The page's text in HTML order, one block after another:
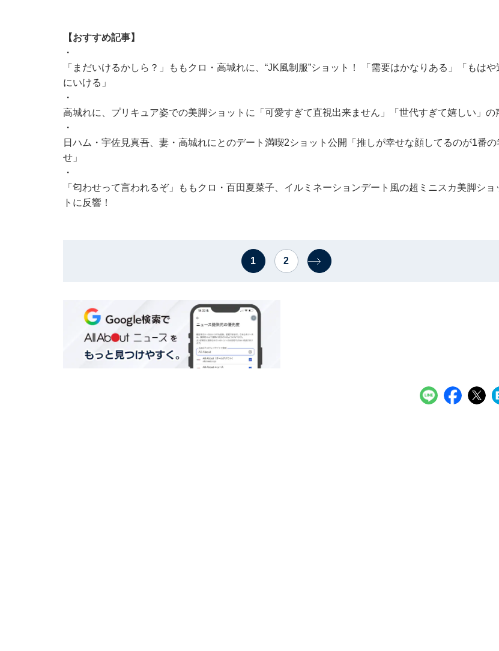
【おすすめ記事】
・
「まだいけるかしら？」ももクロ・高城れに、“JK風制服”ショット！ 「需要はかなりある」「もはや
にいける」
・
高城れに、プリキュア姿での美脚ショットに「可愛すぎて直視出来ません」「世代すぎて嬉しい」の
・
日ハム・宇佐見真吾、妻・高城れにとのデート満喫2ショット公開「推しが幸せな顔してるのが1番の
せ」
・
「匂わせって言われるぞ」ももクロ・百田夏菜子、イルミネーションデート風の超ミニスカ美脚ショ
トに反響！
1 2